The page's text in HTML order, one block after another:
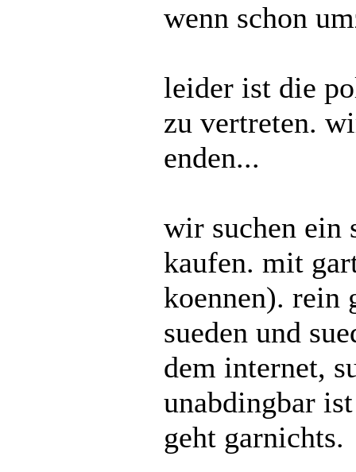
wenn schon
leider ist die
zu vertreten.
enden...
wir suchen ein
kaufen. mit
koennen). rein
sueden und
dem internet,
unabdingbar
geht garnichts.